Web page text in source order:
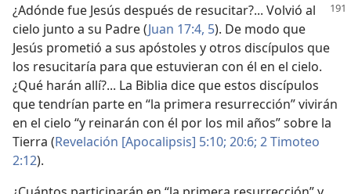
¿Adónde fue Jesús después de resucitar?... Volvió al
cielo junto a su Padre (Juan 17:4, 5). De modo que
Jesús prometió a sus apóstoles y otros discípulos que
los resucitaría para que estuvieran con él en el cielo.
¿Qué harán allí?... La Biblia dice que estos discípulos
que tendrían parte en “la primera resurrección” vivirán
en el cielo “y reinarán con él por los mil años” sobre la
Tierra (Revelación [Apocalipsis] 5:10; 20:6; 2 Timoteo
2:12).